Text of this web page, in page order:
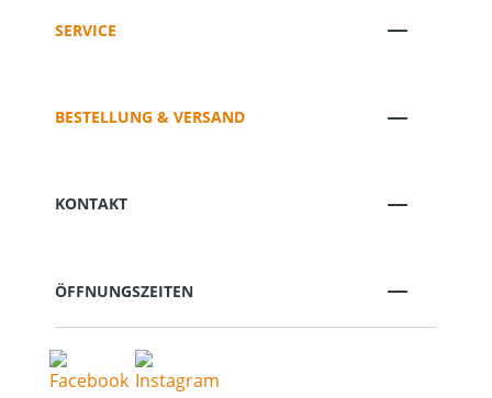
SERVICE
BESTELLUNG & VERSAND
KONTAKT
ÖFFNUNGSZEITEN